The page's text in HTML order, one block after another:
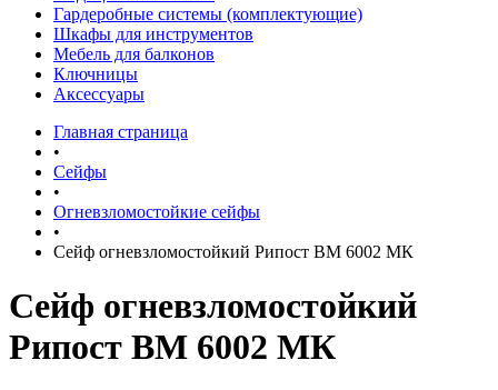
Гардеробные системы (комплектующие)
Шкафы для инструментов
Мебель для балконов
Ключницы
Аксессуары
Главная страница
•
Сейфы
•
Огневзломостойкие сейфы
•
Сейф огневзломостойкий Рипост BM 6002 МК
Сейф огневзломостойкий
Рипост BM 6002 МК